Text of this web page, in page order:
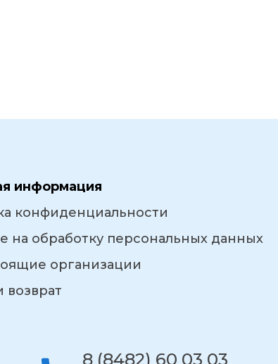
информация
конфиденциальности
на обработку персональных данных
организации
8 (8482) 60 03 03